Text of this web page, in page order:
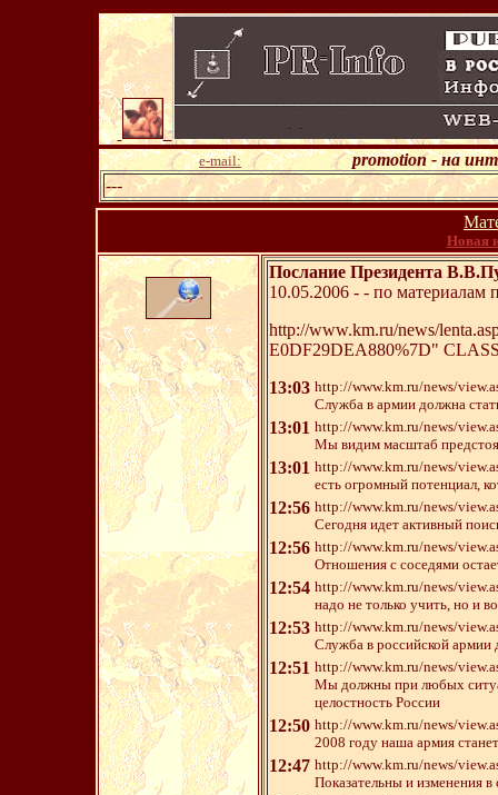
e-mail:
promotion - на
---
Новая
Послание Президента
10.05.2006 - - по
http://www.km.ru/news/
E0DF29DEA880%7D"
13:03 http://www.km.ru/news/
Служба в армии должна
13:01 http://www.km.ru/news/
Мы видим масштаб
13:01 http://www.km.ru/news/
есть огромный потенциал,
12:56 http://www.km.ru/news/
Сегодня идет активный
12:56 http://www.km.ru/news/
Отношения с соседями
12:54 http://www.km.ru/news/
надо не только учить, но и
12:53 http://www.km.ru/news/
Служба в российской армии
12:51 http://www.km.ru/news/
Мы должны при любых
целостность России
12:50 http://www.km.ru/news/
2008 году наша армия
12:47 http://www.km.ru/news/
Показательны и изменения